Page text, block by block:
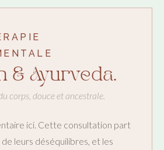
& Ayurveda.
corps, douce et ancestrale.
ici. Cette consultation part
leurs déséquilibres, et les